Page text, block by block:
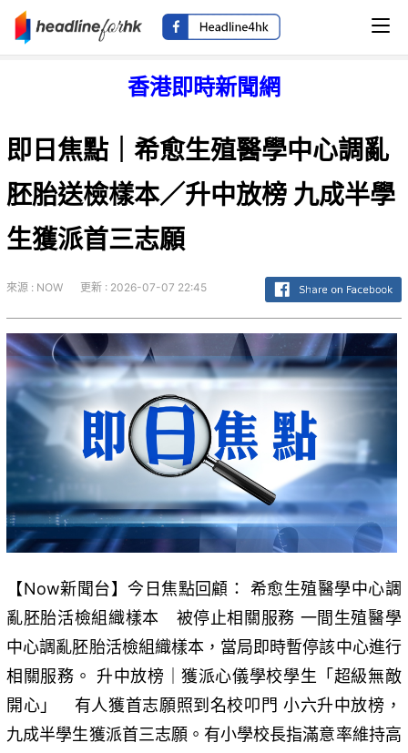
香港即時新聞網
即日焦點｜希愈生殖醫學中心調亂
胚胎送檢樣本／升中放榜 九成半學
生獲派首三志願
來源 : NOW 更新 : 2026-07-07 22:45
【Now新聞台】今日焦點回顧： 希愈生殖醫學中心調
亂胚胎活檢組織樣本 被停止相關服務 一間生殖醫學
中心調亂胚胎活檢組織樣本，當局即時暫停該中心進行
相關服務。 升中放榜｜獲派心儀學校學生「超級無敵
開心」 有人獲首志願照到名校叩門 小六升中放榜，
九成半學生獲派首三志願。有小學校長指滿意率維持高